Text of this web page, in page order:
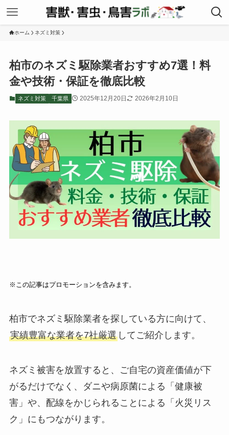
ホーム ネズミ対策
柏市のネズミ駆除業者おすすめ7選！料
金や技術・保証を徹底比較
ネズミ対策 千葉県 2025年12月20日 2026年2月10日
※この記事はプロモーションを含みます。
柏市でネズミ駆除業者を探している方に向けて、
実績豊富な業者を7社厳選してご紹介します。
ネズミ被害を放置すると、ご自宅の資産価値が下
がるだけでなく、ダニや病原菌による「健康被
害」や、配線をかじられることによる「火災リス
ク」にもつながります。